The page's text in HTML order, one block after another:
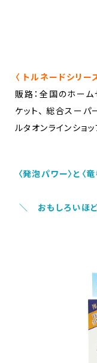
〈 トルネードシリー
販路：全国のホーム
ケット、 総合スーパ
ルタオンラインショ
〈発泡パワー〉と〈
＼ おもしろいほ